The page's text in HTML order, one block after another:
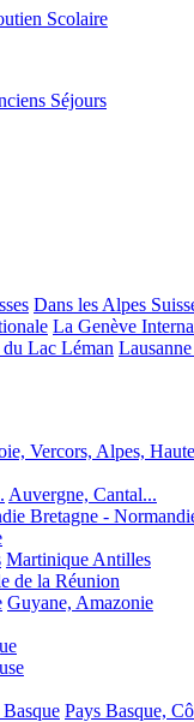
Scolaire
Séjours
Dans les Alpes
La Genève
Lac Léman
Vercors, Alpes,
Auvergne, Cantal...
Bretagne -
Martinique Antilles
de la Réunion
Guyane, Amazonie
Pays Basque,